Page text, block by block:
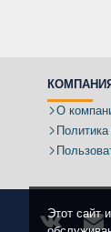
О
Этот сайт